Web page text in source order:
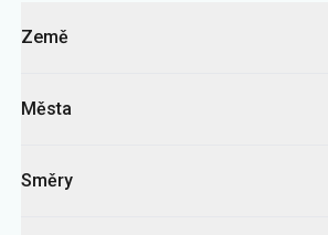
Země
Města
Směry